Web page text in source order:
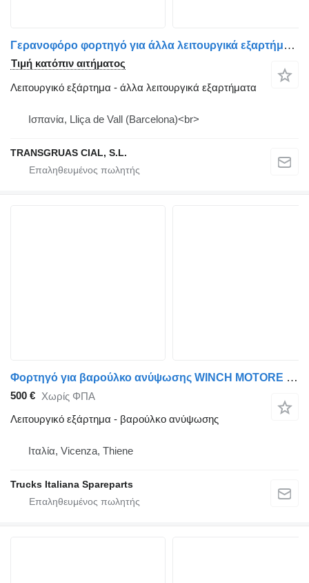
Γερανοφόρο φορτηγό για άλλα λειτουργικά εξαρτήματα Muelle para sistema de seguridad ROL-STOP
Τιμή κατόπιν αιτήματος
Λειτουργικό εξάρτημα - άλλα λειτουργικά εξαρτήματα
Ισπανία, Lliça de Vall (Barcelona)<br>
TRANSGRUAS CIAL, S.L.
Φορτηγό για βαρούλκο ανύψωσης WINCH MOTORE IND. . usato
500 € Χωρίς ΦΠΑ
Λειτουργικό εξάρτημα - βαρούλκο ανύψωσης
Ιταλία, Vicenza, Thiene
Trucks Italiana Spareparts